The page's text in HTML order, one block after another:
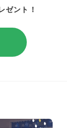
ゼント！